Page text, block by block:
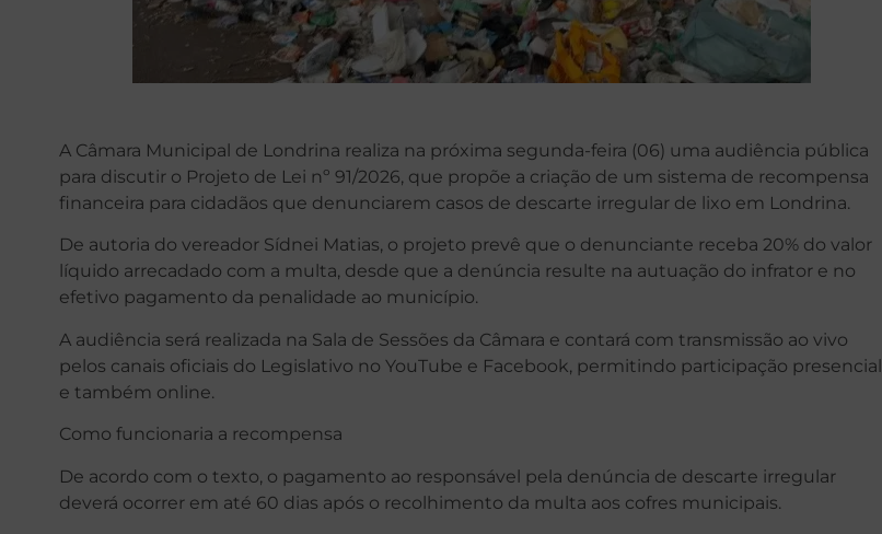
A Câmara Municipal de Londrina realiza na próxima segunda-feira (06) uma audiência pública
para discutir o Projeto de Lei nº 91/2026, que propõe a criação de um sistema de recompensa
financeira para cidadãos que denunciarem casos de descarte irregular de lixo em Londrina.
De autoria do vereador Sídnei Matias, o projeto prevê que o denunciante receba 20% do valor
líquido arrecadado com a multa, desde que a denúncia resulte na autuação do infrator e no
efetivo pagamento da penalidade ao município.
A audiência será realizada na Sala de Sessões da Câmara e contará com transmissão ao vivo
pelos canais oficiais do Legislativo no YouTube e Facebook, permitindo participação presencial
e também online.
Como funcionaria a recompensa
De acordo com o texto, o pagamento ao responsável pela denúncia de descarte irregular
deverá ocorrer em até 60 dias após o recolhimento da multa aos cofres municipais.